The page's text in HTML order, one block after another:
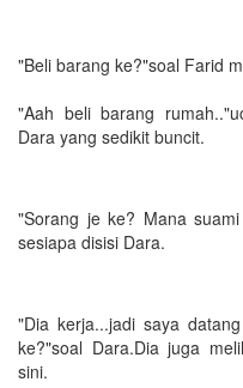
"Beli barang ke?"soal Farid
"Aah beli barang
Dara yang sedikit buncit.
"Sorang je ke? Mana
sesiapa disisi Dara.
"Dia kerja...jadi saya
ke?"soal Dara.Dia juga
sini.